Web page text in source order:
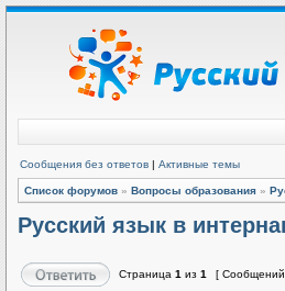
Сообщения без ответов | Активные темы
Список форумов » Вопросы образования »
Русский язык в
Страница 1 из 1
[